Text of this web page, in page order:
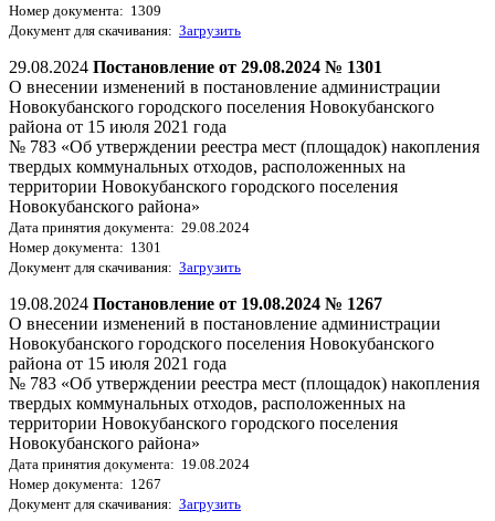
Номер документа: 1309
Документ для скачивания: Загрузить
29.08.2024 Постановление от 29.08.2024 № 1301
О внесении изменений в постановление администрации
Новокубанского городского поселения Новокубанского
района от 15 июля 2021 года
№ 783 «Об утверждении реестра мест (площадок) накопления
твердых коммунальных отходов, расположенных на
территории Новокубанского городского поселения
Новокубанского района»
Дата принятия документа: 29.08.2024
Номер документа: 1301
Документ для скачивания: Загрузить
19.08.2024 Постановление от 19.08.2024 № 1267
О внесении изменений в постановление администрации
Новокубанского городского поселения Новокубанского
района от 15 июля 2021 года
№ 783 «Об утверждении реестра мест (площадок) накопления
твердых коммунальных отходов, расположенных на
территории Новокубанского городского поселения
Новокубанского района»
Дата принятия документа: 19.08.2024
Номер документа: 1267
Документ для скачивания: Загрузить